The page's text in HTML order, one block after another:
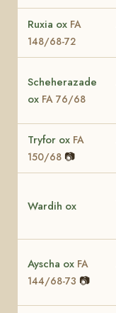
Ruxia ox FA
148/68-72
Scheherazade
ox FA 76/68
Tryfor ox FA
150/68 📷
Wardih ox
Ayscha ox FA
144/68-73 📷